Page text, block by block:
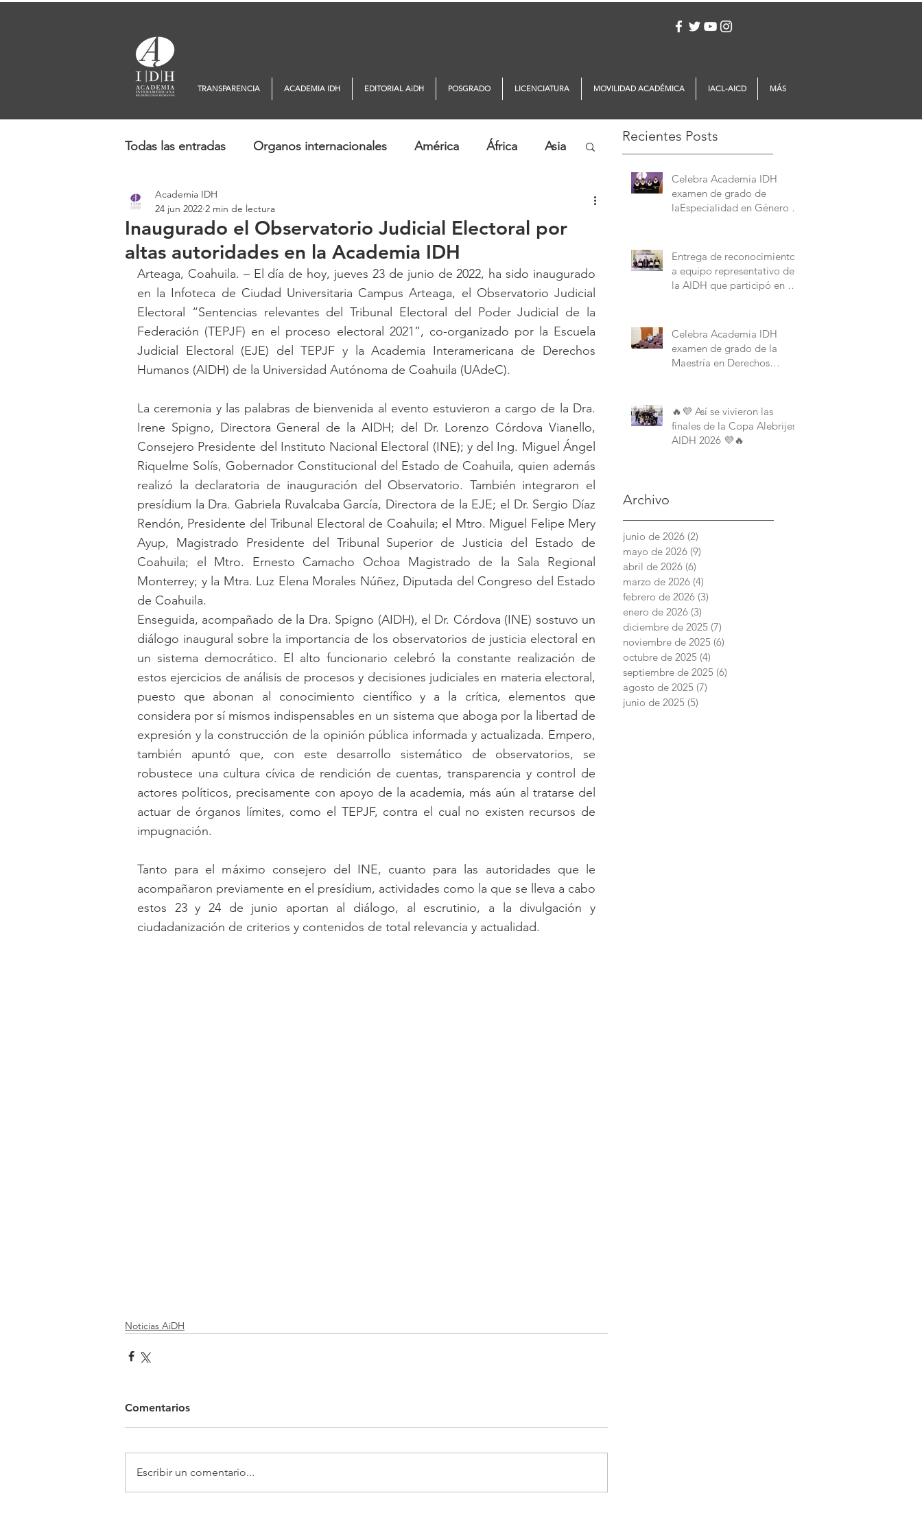
Todas las entradas Organos internacionales América África Asia
Europa Oceanía
Inaugurado el Observatorio Judicial Electoral por
altas autoridades en la Academia IDH
Academia IDH
24 jun 2022 2 min de lectura
Arteaga, Coahuila. – El día de hoy, jueves 23 de junio de 2022, ha sido inaugurado
en la Infoteca de Ciudad Universitaria Campus Arteaga, el Observatorio Judicial
Electoral “Sentencias relevantes del Tribunal Electoral del Poder Judicial de la
Federación (TEPJF) en el proceso electoral 2021”, co-organizado por la Escuela
Judicial Electoral (EJE) del TEPJF y la Academia Interamericana de Derechos
Humanos (AIDH) de la Universidad Autónoma de Coahuila (UAdeC).
La ceremonia y las palabras de bienvenida al evento estuvieron a cargo de la Dra.
Irene Spigno, Directora General de la AIDH; del Dr. Lorenzo Córdova Vianello,
Consejero Presidente del Instituto Nacional Electoral (INE); y del Ing. Miguel Ángel
Riquelme Solís, Gobernador Constitucional del Estado de Coahuila, quien además
realizó la declaratoria de inauguración del Observatorio. También integraron el
presídium la Dra. Gabriela Ruvalcaba García, Directora de la EJE; el Dr. Sergio Díaz
Rendón, Presidente del Tribunal Electoral de Coahuila; el Mtro. Miguel Felipe Mery
Ayup, Magistrado Presidente del Tribunal Superior de Justicia del Estado de
Coahuila; el Mtro. Ernesto Camacho Ochoa Magistrado de la Sala Regional
Monterrey; y la Mtra. Luz Elena Morales Núñez, Diputada del Congreso del Estado
de Coahuila.
Enseguida, acompañado de la Dra. Spigno (AIDH), el Dr. Córdova (INE) sostuvo un
diálogo inaugural sobre la importancia de los observatorios de justicia electoral en
un sistema democrático. El alto funcionario celebró la constante realización de
estos ejercicios de análisis de procesos y decisiones judiciales en materia electoral,
puesto que abonan al conocimiento científico y a la crítica, elementos que
considera por sí mismos indispensables en un sistema que aboga por la libertad de
expresión y la construcción de la opinión pública informada y actualizada. Empero,
también apuntó que, con este desarrollo sistemático de observatorios, se
robustece una cultura cívica de rendición de cuentas, transparencia y control de
actores políticos, precisamente con apoyo de la academia, más aún al tratarse del
actuar de órganos límites, como el TEPJF, contra el cual no existen recursos de
impugnación.
Tanto para el máximo consejero del INE, cuanto para las autoridades que le
acompañaron previamente en el presídium, actividades como la que se lleva a cabo
estos 23 y 24 de junio aportan al diálogo, al escrutinio, a la divulgación y
ciudadanización de criterios y contenidos de total relevancia y actualidad.
Noticias AiDH
Comentarios
Escribir un comentario...
Recientes Posts
Celebra Academia IDH
examen de grado de
laEspecialidad en Género y
Entrega de reconocimientos
a equipo representativo de
la AIDH que participó en el
American University.
Celebra Academia IDH
examen de grado de la
Maestría en Derechos
🔥💜 Así se vivieron las
finales de la Copa Alebrijes
AIDH 2026 💜🔥
Archivo
junio de 2026 (2)
mayo de 2026 (9)
abril de 2026 (6)
marzo de 2026 (4)
febrero de 2026 (3)
enero de 2026 (3)
diciembre de 2025 (7)
noviembre de 2025 (6)
octubre de 2025 (4)
septiembre de 2025 (6)
agosto de 2025 (7)
junio de 2025 (5)
TRANSPARENCIA ACADEMIA IDH EDITORIAL AiDH POSGRADO LICENCIATURA MOVILIDAD ACADÉMICA IACL-AICD MÁS